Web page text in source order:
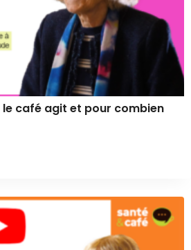
café agit et pour combien